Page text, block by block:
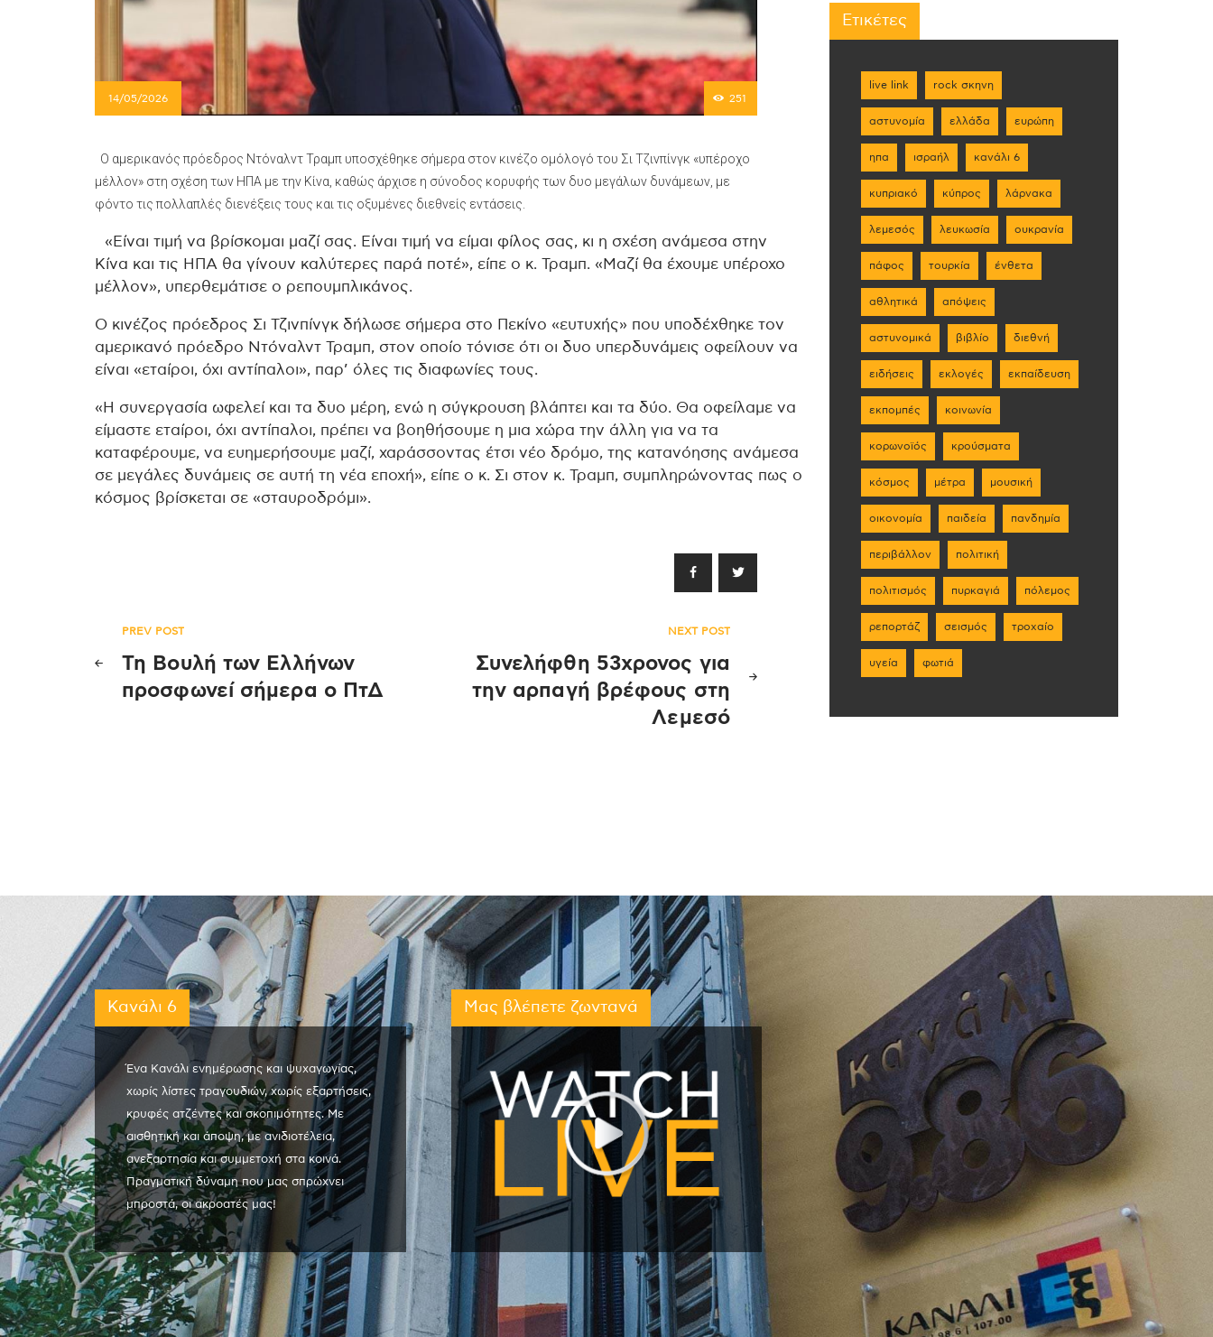
14/05/2026 251
Ο αμερικανός πρόεδρος Ντόναλντ Τραμπ υποσχέθηκε σήμερα στον κινέζο ομόλογό του Σι Τζινπίνγκ «υπέροχο
μέλλον» στη σχέση των ΗΠΑ με την Κίνα, καθώς άρχισε η σύνοδος κορυφής των δυο μεγάλων δυνάμεων, με
φόντο τις πολλαπλές διενέξεις τους και τις οξυμένες διεθνείς εντάσεις.
«Είναι τιμή να βρίσκομαι μαζί σας. Είναι τιμή να είμαι φίλος σας, κι η σχέση ανάμεσα στην
Κίνα και τις ΗΠΑ θα γίνουν καλύτερες παρά ποτέ», είπε ο κ. Τραμπ. «Μαζί θα έχουμε υπέροχο
μέλλον», υπερθεμάτισε ο ρεπουμπλικάνος.
Ο κινέζος πρόεδρος Σι Τζινπίνγκ δήλωσε σήμερα στο Πεκίνο «ευτυχής» που υποδέχθηκε τον
αμερικανό πρόεδρο Ντόναλντ Τραμπ, στον οποίο τόνισε ότι οι δυο υπερδυνάμεις οφείλουν να
είναι «εταίροι, όχι αντίπαλοι», παρ’ όλες τις διαφωνίες τους.
«Η συνεργασία ωφελεί και τα δυο μέρη, ενώ η σύγκρουση βλάπτει και τα δύο. Θα οφείλαμε να
είμαστε εταίροι, όχι αντίπαλοι, πρέπει να βοηθήσουμε η μια χώρα την άλλη για να τα
καταφέρουμε, να ευημερήσουμε μαζί, χαράσσοντας έτσι νέο δρόμο, της κατανόησης ανάμεσα
σε μεγάλες δυνάμεις σε αυτή τη νέα εποχή», είπε ο κ. Σι στον κ. Τραμπ, συμπληρώνοντας πως ο
κόσμος βρίσκεται σε «σταυροδρόμι».
Πλοήγηση
άρθρων
PREV POST
Τη Βουλή των Ελλήνων
προσφωνεί σήμερα ο ΠτΔ
NEXT POST
Συνελήφθη 53χρονος για
την αρπαγή βρέφους στη
Λεμεσό
Ετικέτες
live link rock σκηνη
αστυνομία ελλάδα ευρώπη
ηπα ισραήλ κανάλι 6
κυπριακό κύπρος λάρνακα
λεμεσός λευκωσία ουκρανία
πάφος τουρκία ένθετα
αθλητικά απόψεις
αστυνομικά βιβλίο διεθνή
ειδήσεις εκλογές εκπαίδευση
εκπομπές κοινωνία
κορωνοϊός κρούσματα
κόσμος μέτρα μουσική
οικονομία παιδεία πανδημία
περιβάλλον πολιτική
πολιτισμός πυρκαγιά πόλεμος
ρεπορτάζ σεισμός τροχαίο
υγεία φωτιά
Κανάλι 6
Ένα Κανάλι ενημέρωσης και ψυχαγωγίας,
χωρίς λίστες τραγουδιών, χωρίς εξαρτήσεις,
κρυφές ατζέντες και σκοπιμότητες. Με
αισθητική και άποψη, με ανιδιοτέλεια,
ανεξαρτησία και συμμετοχή στα κοινά.
Πραγματική δύναμη που μας σπρώχνει
μπροστά, οι ακροατές μας!
Μας βλέπετε ζωντανά